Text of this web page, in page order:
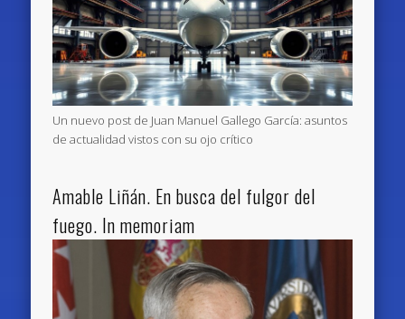
Un nuevo post de Juan Manuel Gallego García: asuntos
de actualidad vistos con su ojo crítico
Amable Liñán. En busca del fulgor del
fuego. In memoriam